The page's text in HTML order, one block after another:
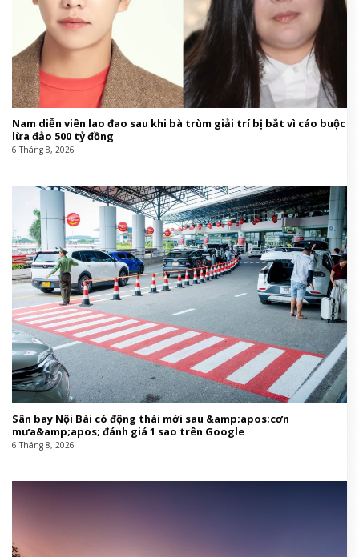
Nam diễn viên lao đao sau khi bà trùm giải trí bị bắt vì cáo buộc
lừa đảo 500 tỷ đồng
6 Tháng 8, 2026
Sân bay Nội Bài có động thái mới sau &amp;apos;cơn
mưa&amp;apos; đánh giá 1 sao trên Google
6 Tháng 8, 2026